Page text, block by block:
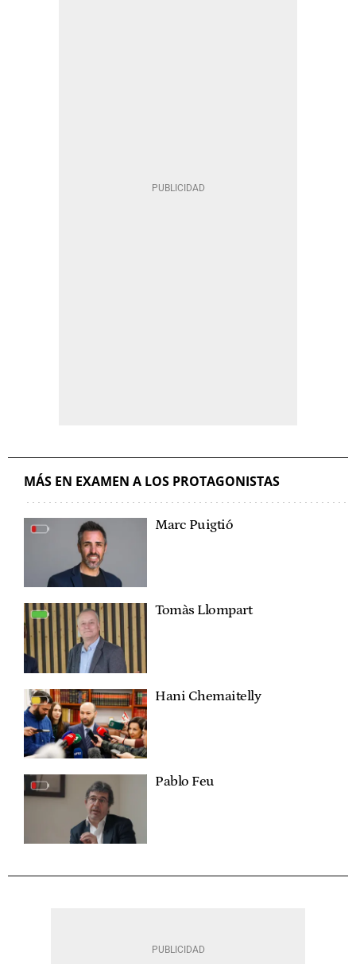
MÁS EN EXAMEN A LOS PROTAGONISTAS
Marc Puigtió
Tomàs Llompart
Hani Chemaitelly
Pablo Feu